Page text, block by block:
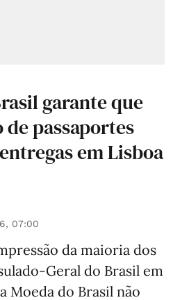
garante que
passaportes
em Lisboa
07:00
da maioria dos
Geral do Brasil em
Moeda do Brasil não